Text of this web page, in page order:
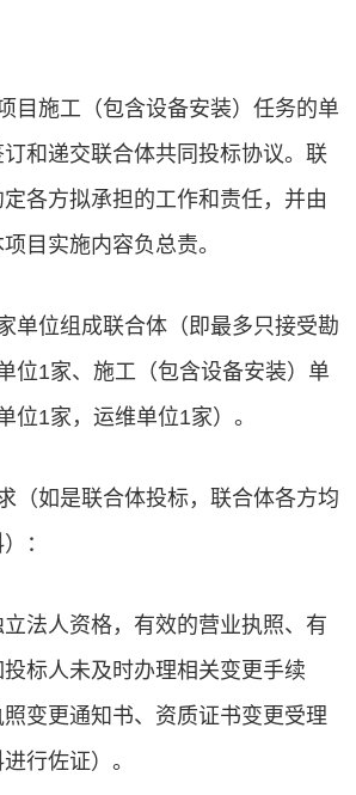
目施工（包含设备安装）任务的单
和递交联合体共同投标协议。联
各方拟承担的工作和责任，并由
目实施内容负总责。
单位组成联合体（即最多只接受勘
位1家、施工（包含设备安装）单
位1家，运维单位1家）。
（如是联合体投标，联合体各方均
：
法人资格，有效的营业执照、有
标人未及时办理相关变更手续
变更通知书、资质证书变更受理
行佐证）。